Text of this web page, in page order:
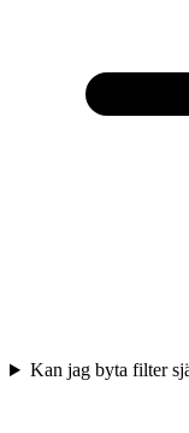
Kan jag byta filter